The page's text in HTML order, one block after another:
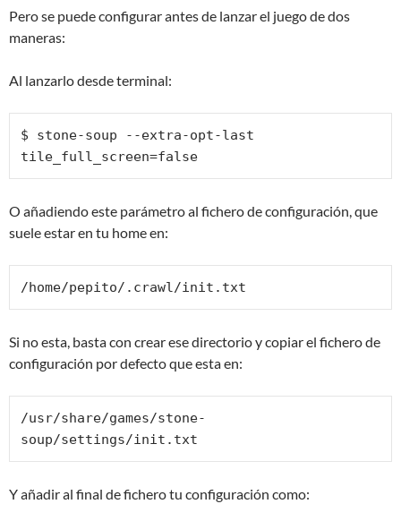
Pero se puede configurar antes de lanzar el juego de dos
maneras:
Al lanzarlo desde terminal:
$ stone-soup --extra-opt-last
tile_full_screen=false
O añadiendo este parámetro al fichero de configuración, que
suele estar en tu home en:
/home/pepito/.crawl/init.txt
Si no esta, basta con crear ese directorio y copiar el fichero de
configuración por defecto que esta en:
/usr/share/games/stone-
soup/settings/init.txt
Y añadir al final de fichero tu configuración como: